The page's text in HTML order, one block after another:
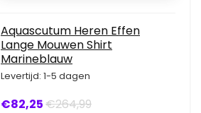
Aquascutum Heren Effen
Lange Mouwen Shirt
Marineblauw
Levertijd: 1-5 dagen
€82,25€264,99